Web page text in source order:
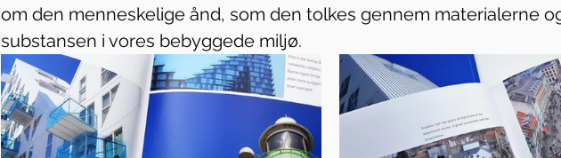
om den menneskelige ånd, som den tolkes gennem materialerne
substansen i vores bebyggede miljø.